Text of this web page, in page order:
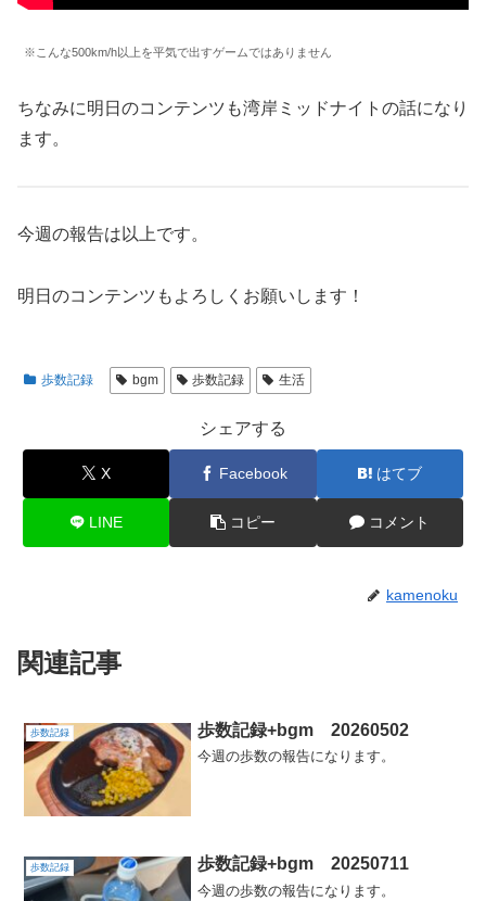
※こんな500km/h以上を平気で出すゲームではありません
ちなみに明日のコンテンツも湾岸ミッドナイトの話になり
ます。
今週の報告は以上です。
明日のコンテンツもよろしくお願いします！
歩数記録 bgm 歩数記録 生活
シェアする
X Facebook はてブ
LINE コピー コメント
kamenoku
関連記事
歩数記録 歩数記録+bgm 20260502
今週の歩数の報告になります。
歩数記録 歩数記録+bgm 20250711
今週の歩数の報告になります。